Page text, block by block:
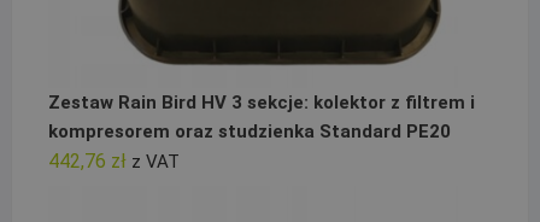
Zestaw Rain Bird HV 3 sekcje: kolektor z filtrem i
kompresorem oraz studzienka Standard PE20
442,76 zł z VAT